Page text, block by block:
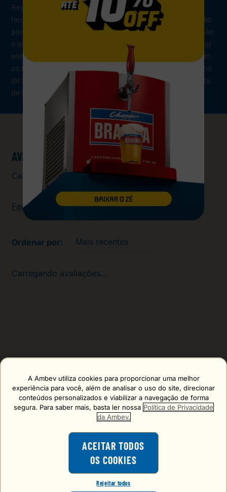
O consumo de bebidas alcoólicas é
proibido para menores de 18 anos.
Requena, com 30.000 hectares, dos quais 10.000
hectares são cultivados e colhidos principalmente à mão
por 3.000 famílias. A uva “Bobal” é a mais comum na região
e essa uva dá nome à marca, porque “Bobal” em espanhol
antigo significa “cabeça de touro”. E “Loco” é o que dizem
os locais quando um francês, de uma família de enólogos
de Bordeaux, decide criar um vinho numa região secreta
de Espanha.
AVALIAÇÕES
Carregando…
Faça login para escrever uma avaliação.
Mais recentes
Carregando avaliações…
Erro carregando o formulário, tente de novo mais tarde!
A Ambev utiliza cookies para proporcionar uma melhor
experiência para você, além de analisar o uso do site, direcionar
conteúdos personalizados e viabilizar a navegação de forma
segura. Para saber mais, basta ler nossa Política de Privacidade
da Ambev.
ACEITAR TODOS
OS COOKIES
Rejeitar todos